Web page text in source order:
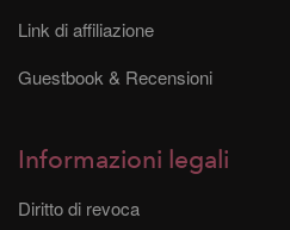
Link di affiliazione
Guestbook & Recensioni
Informazioni legali
Diritto di revoca